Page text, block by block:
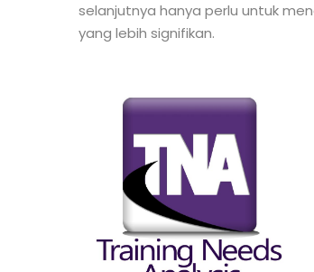
selanjutnya hanya perlu untuk
yang lebih signifikan.